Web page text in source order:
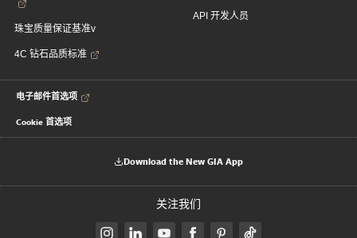
珠宝质量保证基准v
4C 钻石品质标准
API 开发人员
电子邮件首选项
Cookie 首选项
Download the New GIA App
关注我们